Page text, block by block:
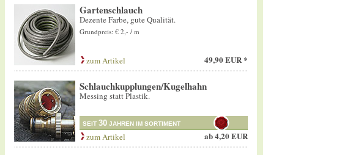
Gartenschlauch
Dezente Farbe, gute Qualität.
Grundpreis: € 2,- / m
zum Artikel 49,90 EUR *
Schlauchkupplungen/Kugelhahn
Messing statt Plastik.
SEIT 30JAHREN IM SORTIMENT
zum Artikel ab4,20 EUR